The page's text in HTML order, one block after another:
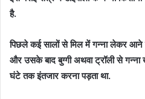
है.
पिछले कई सालों से मिल में गन्ना लेकर आने
और उसके बाद बुग्गी अथवा ट्रॉली से
घंटे तक इंतजार करना पड़ता था.